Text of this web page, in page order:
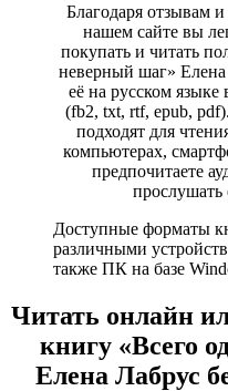
Благодаря отзывам
нашем сайте вы
покупать и читать
неверный шаг» Елена
её на русском
(fb2, txt, rtf, epub,
подходят для
компьютерах,
предпочитаете
прослушать
Доступные форматы
различными
также ПК на базе
Читать онлайн
книгу «Всего
Елена Лабрус